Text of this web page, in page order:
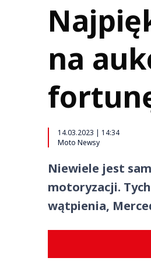
na
14.03.2023 | 14:34
Moto Newsy
Niewiele jest
motoryzacji.
wątpienia,